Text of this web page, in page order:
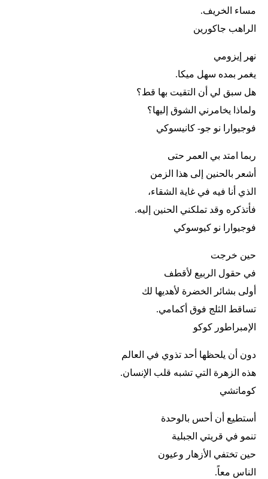
مساء الخريف.
الراهب جاكورين
نهر إيزومي
يغمر بمده سهل ميكا.
هل سبق لي أن التقيت بها قط؟
ولماذا يخامرني الشوق إليها؟
فوجيوارا نو جو- كانيسوكي
ربما امتد بي العمر حتى
أشعر بالحنين إلى هذا الزمن
الذي أنا فيه في غاية الشقاء،
فأتذكره وقد تملكني الحنين إليه.
فوجيوارا نو كيوسوكي
حين خرجت
في حقول الربيع لأقطف
أولى بشائر الخضرة لأهديها لك
تساقط الثلج فوق أكمامي.
الإمبراطور كوكو
دون أن يلحظها أحد تذوي في العالم
هذه الزهرة التي تشبه قلب الإنسان.
كوماتشي
أستطيع أن أحس بالوحدة
تنمو في قريتي الجبلية
حين تختفي الأزهار وعيون
الناس معاً.